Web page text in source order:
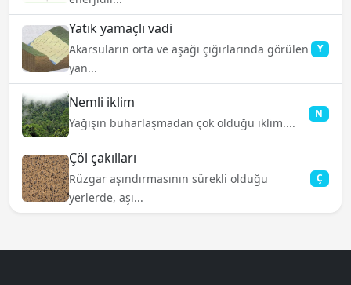
Yatık yamaçlı vadi
Akarsuların orta ve aşağı çığırlarında görülen
yan...
Y
Nemli iklim
Yağışın buharlaşmadan çok olduğu iklim....
N
Çöl çakılları
Rüzgar aşındırmasının sürekli olduğu
yerlerde, aşı...
Ç